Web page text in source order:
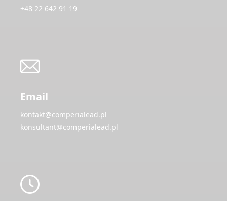
+48 22 642 91 19
Email
kontakt@comperialead.pl
konsultant@comperialead.pl